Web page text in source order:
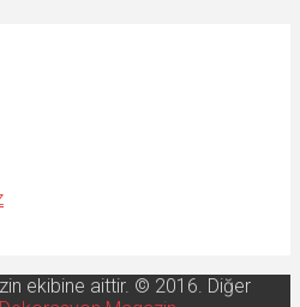
ekibine aittir. © 2016. Diğer